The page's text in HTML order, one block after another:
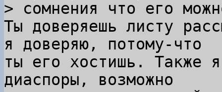
Ты доверяешь листу
я доверяю, потому-что
ты его хостишь. Также
диаспоры, возможно